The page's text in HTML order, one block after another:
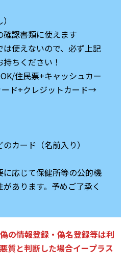
認書類に使えます
使えないので、必ず上記
ちください！
住民票+キャッシュカー
ド+クレジットカード→
カード（名前入り）
応じて保健所等の公的機
あります。予めご了承く
の情報登録・偽名登録等は利
質と判断した場合イープラス